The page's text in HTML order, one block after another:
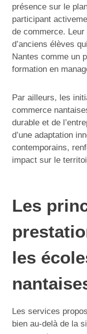
présence sur le
participant
de commerce.
d’anciens élèves
Nantes comme un
formation en
Par ailleurs, les
commerce
durable et de
d’une adaptation
contemporains,
impact sur le
Les
les
Les services
bien au-delà de la